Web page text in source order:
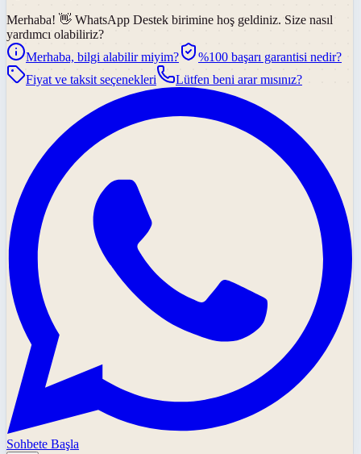
Merhaba! 👋 WhatsApp Destek birimine hoş geldiniz. Size nasıl
yardımcı olabiliriz?
Merhaba, bilgi alabilir miyim?
%100 başarı garantisi nedir?
Fiyat ve taksit seçenekleri
Lütfen beni arar mısınız?
Sohbete Başla